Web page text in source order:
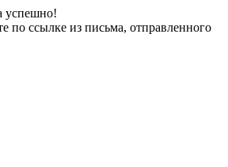
успешно!
по ссылке из письма, отправленного